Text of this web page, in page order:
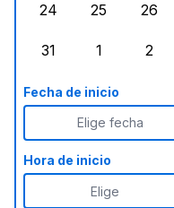
24
25
26
31
1
2
Fecha de inicio
Elige fecha
Hora de inicio